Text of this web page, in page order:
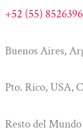
+52 (55)
Buenos Aires,
Pto. Rico, USA,
Resto del